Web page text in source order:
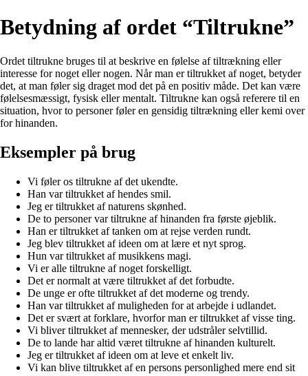
Betydning af ordet “Tiltrukne”
Ordet tiltrukne bruges til at beskrive en følelse af tiltrækning eller
interesse for noget eller nogen. Når man er tiltrukket af noget, betyder
det, at man føler sig draget mod det på en positiv måde. Det kan være
følelsesmæssigt, fysisk eller mentalt. Tiltrukne kan også referere til en
situation, hvor to personer føler en gensidig tiltrækning eller kemi over
for hinanden.
Eksempler på brug
Vi føler os tiltrukne af det ukendte.
Han var tiltrukket af hendes smil.
Jeg er tiltrukket af naturens skønhed.
De to personer var tiltrukne af hinanden fra første øjeblik.
Han er tiltrukket af tanken om at rejse verden rundt.
Jeg blev tiltrukket af ideen om at lære et nyt sprog.
Hun var tiltrukket af musikkens magi.
Vi er alle tiltrukne af noget forskelligt.
Det er normalt at være tiltrukket af det forbudte.
De unge er ofte tiltrukket af det moderne og trendy.
Han var tiltrukket af muligheden for at arbejde i udlandet.
Det er svært at forklare, hvorfor man er tiltrukket af visse ting.
Vi bliver tiltrukket af mennesker, der udstråler selvtillid.
De to lande har altid været tiltrukne af hinanden kulturelt.
Jeg er tiltrukket af ideen om at leve et enkelt liv.
Vi kan blive tiltrukket af en persons personlighed mere end sit